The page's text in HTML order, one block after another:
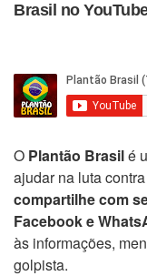
Brasil no
O Plantão Brasilé
ajudar na luta
compartilhe com
Facebook e
às informações,
golpista.